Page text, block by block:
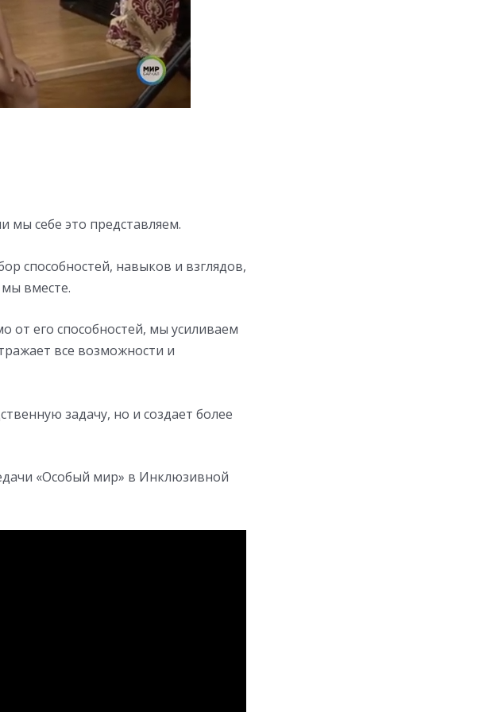
себе это представляем.
способностей, навыков и взглядов,
вместе.
от его способностей, мы усиливаем
все возможности и
задачу, но и создает более
«Особый мир» в Инклюзивной